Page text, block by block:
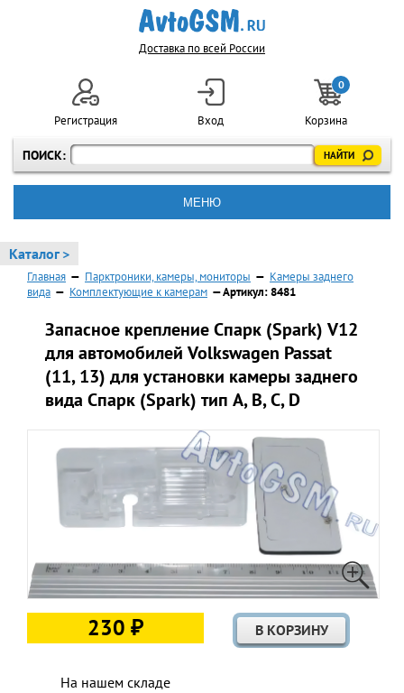
Доставка по всей России
ПОИСК:
Регистрация Вход
0
Корзина
МЕНЮ
Каталог >
Главная — Парктроники, камеры, мониторы — Камеры заднего
вида — Комплектующие к камерам — Артикул: 8481
Запасное крепление Спарк (Spark) V12
для автомобилей Volkswagen Passat
(11, 13) для установки камеры заднего
вида Спарк (Spark) тип A, В, С, D
230 ₽
На нашем складе